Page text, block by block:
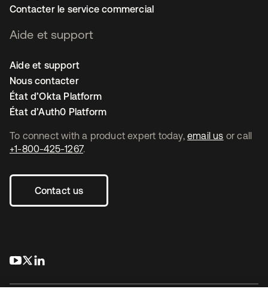
To connect with a product expert today, email us or call
+1-800-425-1267.
Contact us
s’ouvre dans un nouvel onglet
s’ouvre dans un nouvel onglet
Contacter le service commercial
Aide et support
Aide et support
Nous contacter
État d’Okta Platform
État d’Auth0 Platform